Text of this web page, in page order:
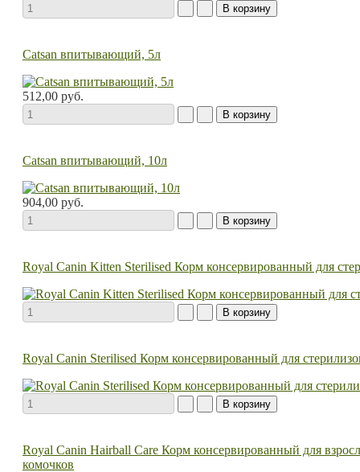
Catsan впитывающий, 5л
512,00 руб.
Catsan впитывающий, 10л
904,00 руб.
Royal Canin Kitten Sterilised Корм консервированный для
Royal Canin Sterilised Корм консервированный для
Royal Canin Hairball Care Корм консервированный для
комочков